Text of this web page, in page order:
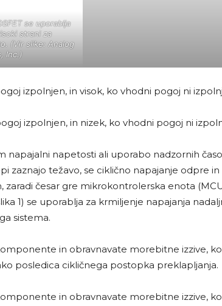
se uporablja
strani za
(Vir slike: Analog
Inc.)
izpolnjen, in visok, ko vhodni pogoj ni
izpolnjen, in nizek, ko vhodni pogoj ni
napajalni napetosti ali uporabo nadzornih
zaznajo težavo, se ciklično napajanje odpre
česar gre mikrokontrolerska enota
1) se uporablja za krmiljenje napajanja
sistema.
in obravnavate morebitne izzive,
posledica cikličnega postopka preklapljanja.
in obravnavate morebitne izzive,